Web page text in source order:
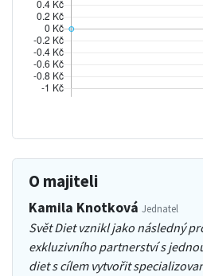
O majiteli
Kamila Knotková Jednatel
Svět Diet vznikl jako následný
exkluzivního partnerství s
diet s cílem vytvořit